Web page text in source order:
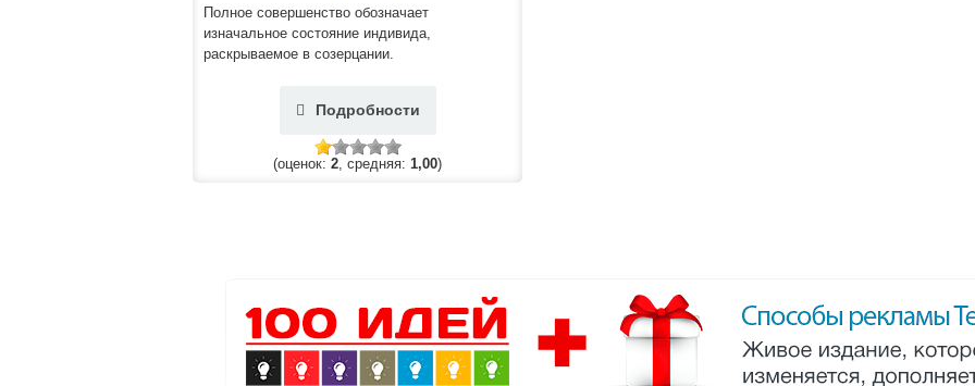
Полное совершенство обозначает
изначальное состояние индивида,
раскрываемое в созерцании.
Подробности
(оценок: 2, средняя: 1,00)